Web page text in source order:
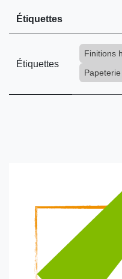
Étiquettes
Étiquettes
Finitions